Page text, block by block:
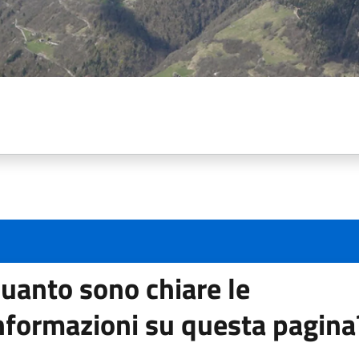
sono chiare le
su questa